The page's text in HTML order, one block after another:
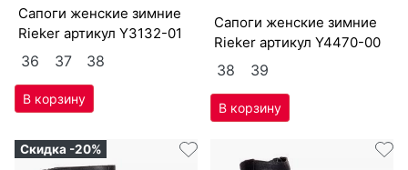
са­поги женс­кие зим­ние
Ri­eker артикулY3132-01
36 37 38
са­поги женс­кие зим­ние
Ri­eker артикулY4470-00
38 39
Скидка -20%